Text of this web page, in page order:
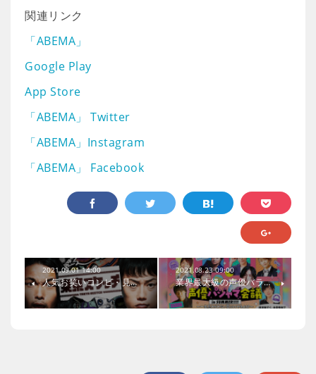
関連リンク
「ABEMA」
Google Play
App Store
「ABEMA」 Twitter
「ABEMA」Instagram
「ABEMA」 Facebook
2021.09.01 14:00
人気お笑いコンビ・見…
2021.08.23 09:00
業界最大級の声優バラ…